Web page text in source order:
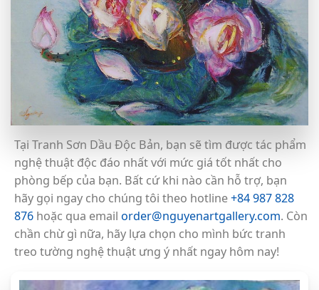
Tại Tranh Sơn Dầu Độc Bản, bạn sẽ tìm được tác phẩm
nghệ thuật độc đáo nhất với mức giá tốt nhất cho
phòng bếp của bạn. Bất cứ khi nào cần hỗ trợ, bạn
hãy gọi ngay cho chúng tôi theo hotline+84 987 828
876 hoặc qua email order@nguyenartgallery.com. Còn
chần chừ gì nữa, hãy lựa chọn cho mình bức tranh
treo tường nghệ thuật ưng ý nhất ngay hôm nay!